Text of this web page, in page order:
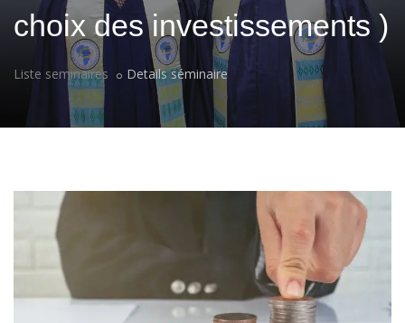
choix des investissements )
Liste seminaires Details séminaire